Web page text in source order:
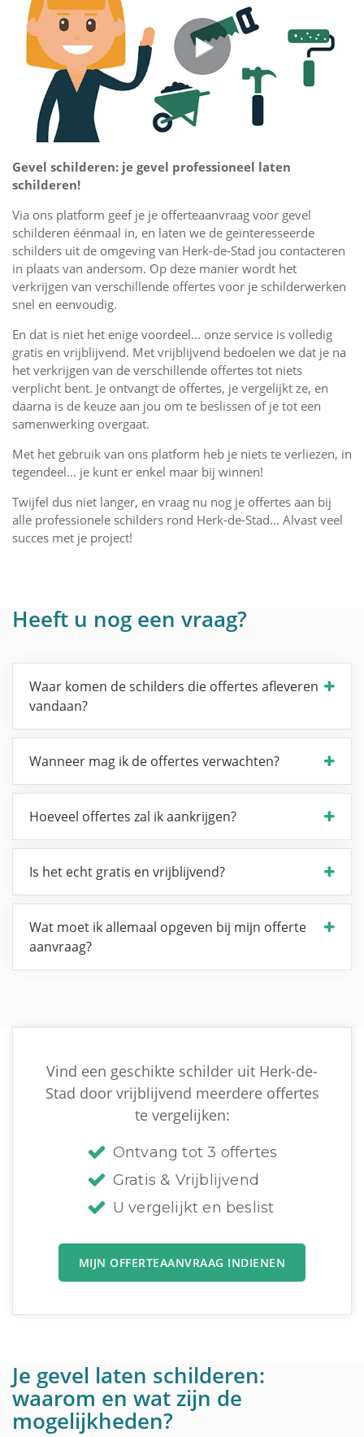
Gevel schilderen: je gevel professioneel laten
schilderen!
Via ons platform geef je je offerteaanvraag voor gevel
schilderen éénmaal in, en laten we de geïnteresseerde
schilders uit de omgeving van Herk-de-Stad jou contacteren
in plaats van andersom. Op deze manier wordt het
verkrijgen van verschillende offertes voor je schilderwerken
snel en eenvoudig.
En dat is niet het enige voordeel... onze service is volledig
gratis en vrijblijvend. Met vrijblijvend bedoelen we dat je na
het verkrijgen van de verschillende offertes tot niets
verplicht bent. Je ontvangt de offertes, je vergelijkt ze, en
daarna is de keuze aan jou om te beslissen of je tot een
samenwerking overgaat.
Met het gebruik van ons platform heb je niets te verliezen, in
tegendeel... je kunt er enkel maar bij winnen!
Twijfel dus niet langer, en vraag nu nog je offertes aan bij
alle professionele schilders rond Herk-de-Stad... Alvast veel
succes met je project!
Heeft u nog een vraag?
Waar komen de schilders die offertes afleveren
vandaan?
Wanneer mag ik de offertes verwachten?
Hoeveel offertes zal ik aankrijgen?
Is het echt gratis en vrijblijvend?
Wat moet ik allemaal opgeven bij mijn offerte
aanvraag?
Vind een geschikte schilder uit Herk-de-
Stad door vrijblijvend meerdere offertes
te vergelijken:
Ontvang tot 3 offertes
Gratis & Vrijblijvend
U vergelijkt en beslist
MIJN OFFERTEAANVRAAG INDIENEN
Je gevel laten schilderen:
waarom en wat zijn de
mogelijkheden?